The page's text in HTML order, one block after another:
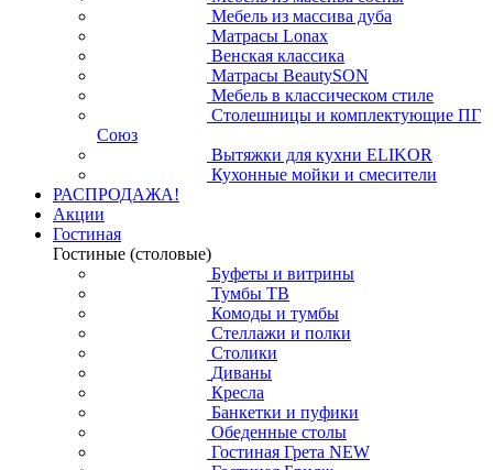
Мебель из массива дуба
Матрасы Lonax
Венская классика
Матрасы BeautySON
Мебель в классическом стиле
Столешницы и комплектующие ПГ
Союз
Вытяжки для кухни ELIKOR
Кухонные мойки и смесители
РАСПРОДАЖА!
Акции
Гостиная
Гостиные (столовые)
Буфеты и витрины
Тумбы ТВ
Комоды и тумбы
Стеллажи и полки
Столики
Диваны
Кресла
Банкетки и пуфики
Обеденные столы
Гостиная Грета NEW